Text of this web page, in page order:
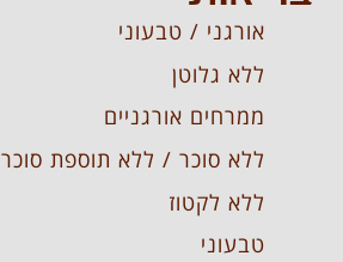
אורגני / טבעוני
ללא גלוטן
ממרחים אורגניים
ללא סוכר / ללא תוספת סוכר
ללא לקטוז
טבעוני